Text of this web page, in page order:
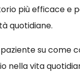
più efficace e
quotidiane.
su come
nella vita